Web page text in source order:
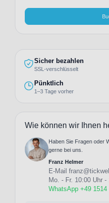
Sicher bezahlen
SSL-verschlüsselt
Pünktlich
1–3 Tage vorher
Wie können wir Ihnen
Haben Sie Fragen oder
gerne bei uns.
Franz Helmer
E-Mail
Mo. - Fr. 10:00 Uhr -
WhatsApp +49 1514